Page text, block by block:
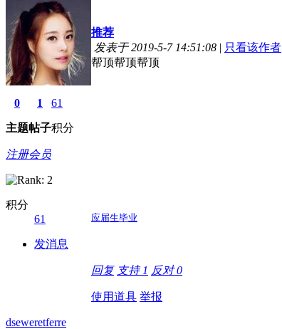
0
主题
1
帖子
61
积分
注册会员
积分
61
发消息
推荐
发表于 2019-5-7 14:51:08 | 只看该作者
帮顶帮顶帮顶
应届生毕业
回复 支持 1 反对0
使用道具 举报
dseweretferre